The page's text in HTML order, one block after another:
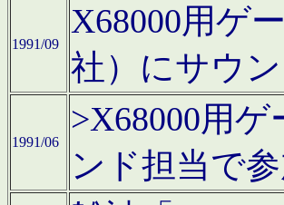
1991/09
X68000用ゲ
社）にサウ
1991/06
>X68000用
ンド担当で参